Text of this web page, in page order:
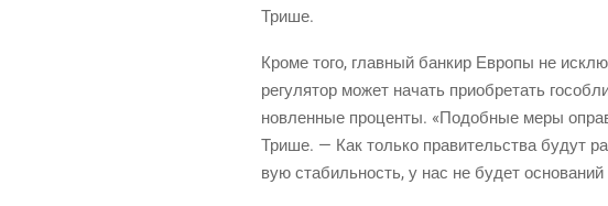
Трише.
Кро­ме того, глав­ный бан­кир Евро­пы не
регу­ля­тор может начать при­об­ре­тать
нов­лен­ные про­цен­ты. «Подоб­ные меры
Три­ше. — Как толь­ко пра­ви­тель­ства будут
вую ста­биль­ность, у нас не будет